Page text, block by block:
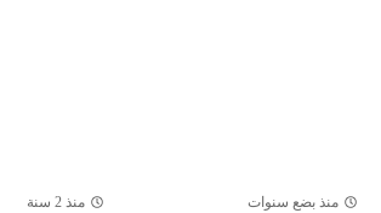
منذ بضع سنوات منذ 2 سنة